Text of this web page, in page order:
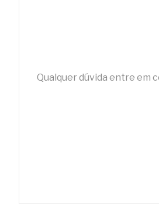
Qualquer dúvida entre em